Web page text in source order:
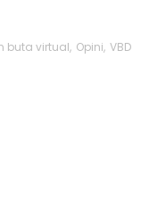
buta virtual, Opini, VBD